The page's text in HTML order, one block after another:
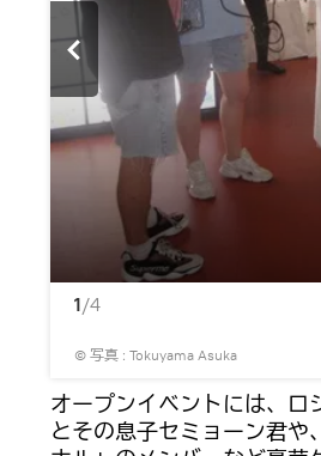
1/4
© 写真 : Tokuyama Asuka
オープンイベントには、ロ
とその息子セミョーン君や